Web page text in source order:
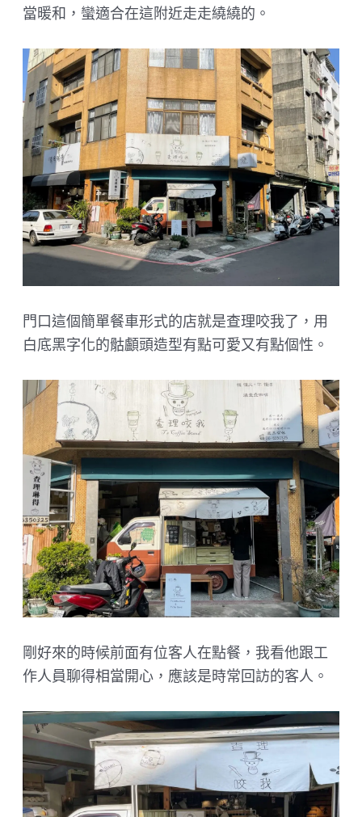
當暖和，蠻適合在這附近走走繞繞的。
門口這個簡單餐車形式的店就是查理咬我了，用
白底黑字化的骷顱頭造型有點可愛又有點個性。
剛好來的時候前面有位客人在點餐，我看他跟工
作人員聊得相當開心，應該是時常回訪的客人。